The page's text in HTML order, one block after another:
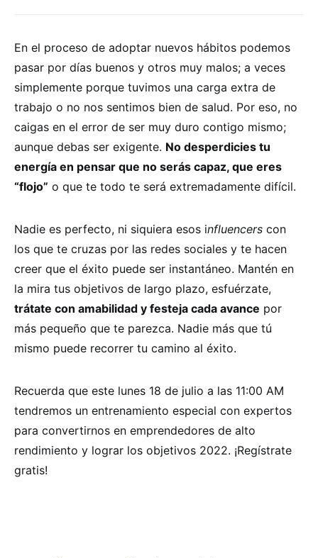
En el proceso de adoptar nuevos hábitos podemos
pasar por días buenos y otros muy malos; a veces
simplemente porque tuvimos una carga extra de
trabajo o no nos sentimos bien de salud. Por eso, no
caigas en el error de ser muy duro contigo mismo;
aunque debas ser exigente. No desperdicies tu
energía en pensar que no serás capaz, que eres
“flojo” o que te todo te será extremadamente difícil.
Nadie es perfecto, ni siquiera esos influencers con
los que te cruzas por las redes sociales y te hacen
creer que el éxito puede ser instantáneo. Mantén en
la mira tus objetivos de largo plazo, esfuérzate,
trátate con amabilidad y festeja cada avance por
más pequeño que te parezca. Nadie más que tú
mismo puede recorrer tu camino al éxito.
Recuerda que este lunes 18 de julio a las 11:00 AM
tendremos un entrenamiento especial con expertos
para convertirnos en emprendedores de alto
rendimiento y lograr los objetivos 2022. ¡Regístrate
gratis!